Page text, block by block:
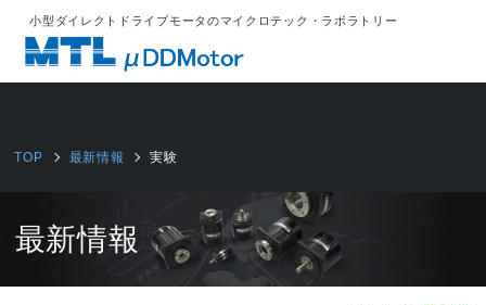
%{FACEBOOKSCRIPT}%
小型ダイレクトドライブモータのマイクロテック・ラボラトリー
TOP 最新情報 実験
最新情報